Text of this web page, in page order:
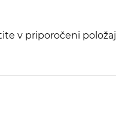
v priporočeni položaj